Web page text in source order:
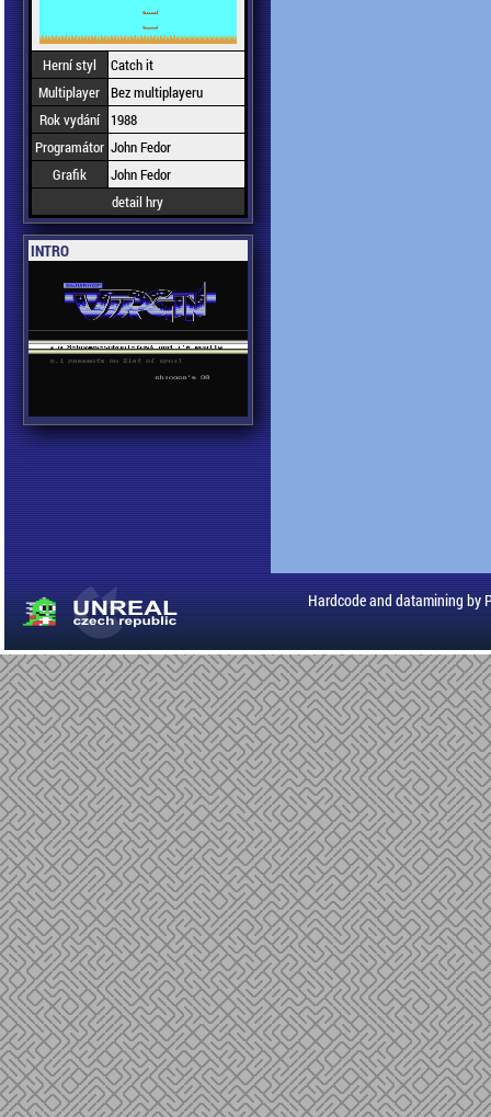
Herní styl
Catch it
Multiplayer Bez multiplayeru
Rok vydání
1988
Programátor John Fedor
Grafik
John Fedor
detail hry
INTRO
Hardcode and datamining by